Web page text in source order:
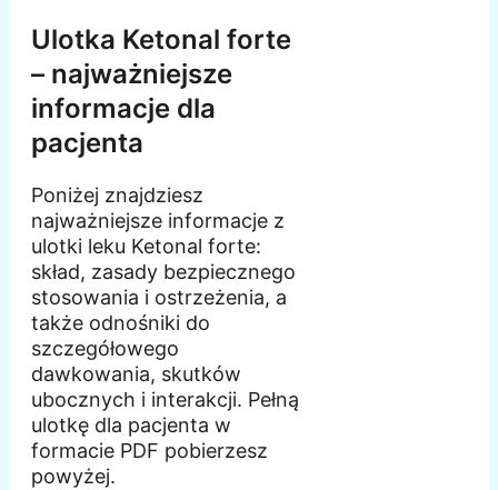
Ulotka Ketonal forte
– najważniejsze
informacje dla
pacjenta
Poniżej znajdziesz
najważniejsze informacje z
ulotki leku Ketonal forte:
skład, zasady bezpiecznego
stosowania i ostrzeżenia, a
także odnośniki do
szczegółowego
dawkowania, skutków
ubocznych i interakcji. Pełną
ulotkę dla pacjenta w
formacie PDF pobierzesz
powyżej.